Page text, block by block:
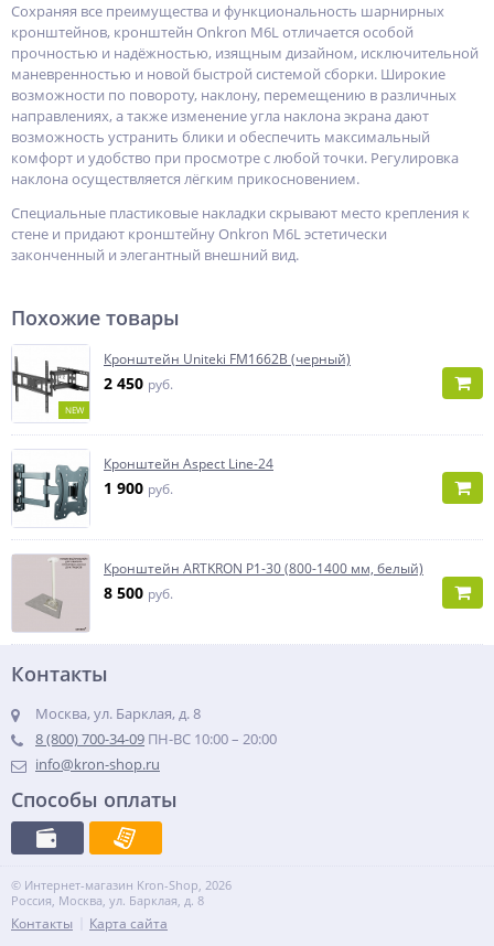
Сохраняя все преимущества и функциональность шарнирных
кронштейнов, кронштейн Onkron M6L отличается особой
прочностью и надёжностью, изящным дизайном, исключительной
маневренностью и новой быстрой системой сборки. Широкие
возможности по повороту, наклону, перемещению в различных
направлениях, а также изменение угла наклона экрана дают
возможность устранить блики и обеспечить максимальный
комфорт и удобство при просмотре с любой точки. Регулировка
наклона осуществляется лёгким прикосновением.
Специальные пластиковые накладки скрывают место крепления к
стене и придают кронштейну Onkron M6L эстетически
законченный и элегантный внешний вид.
Похожие товары
NEW
Кронштейн Uniteki FM1662B (черный)
2 450 руб.
Кронштейн Aspect Line-24
1 900 руб.
Кронштейн ARTKRON P1-30 (800-1400 мм, белый)
8 500 руб.
Контакты
Москва, ул. Барклая, д. 8
8 (800) 700-34-09 ПН-ВС 10:00 – 20:00
info@kron-shop.ru
Способы оплаты
© Интернет-магазин Kron-Shop, 2026
Россия, Москва, ул. Барклая, д. 8
Контакты Карта сайта